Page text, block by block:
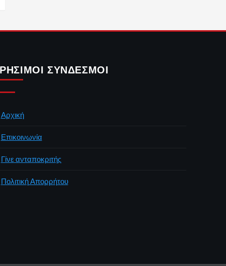
ΣΎΝΔΕΣΜΟΙ
Αρχική
Επικοινωνία
Γίνε ανταποκριτής
Πολιτική Απορρήτου